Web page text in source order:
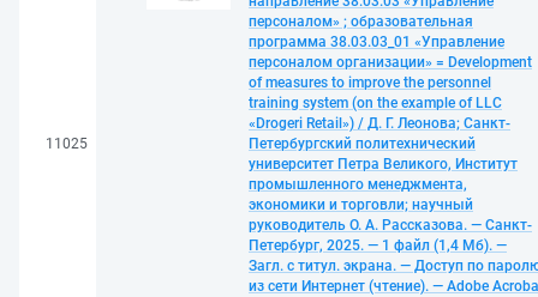
11025
персоналом» ; образовательная
программа 38.03.03_01 «Управление
персоналом организации» = Development
of measures to improve the personnel
training system (on the example of LLC
«Drogeri Retail») / Д. Г. Леонова; Санкт-
Петербургский политехнический
университет Петра Великого, Институт
промышленного менеджмента,
экономики и торговли; научный
руководитель О. А. Рассказова. — Санкт-
Петербург, 2025. — 1 файл (1,4 Мб). —
Загл. с титул. экрана. — Доступ по
из сети Интернет (чтение). — Adobe